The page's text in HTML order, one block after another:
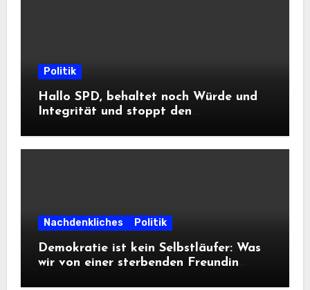
Politik
Hallo SPD, behaltet noch Würde und
Integrität und stoppt den
Informationsfreiheit!
Nachdenkliches Politik
Demokratie ist kein Selbstläufer: Was
wir von einer sterbenden Freundin